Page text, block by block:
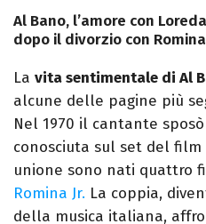
Al Bano, l’amore con
dopo il divorzio con
La vita sentimentale di Al
alcune delle pagine più
Nel 1970 il cantante sposò
conosciuta sul set del film
unione sono nati quattro
Romina Jr. La coppia,
della musica italiana,